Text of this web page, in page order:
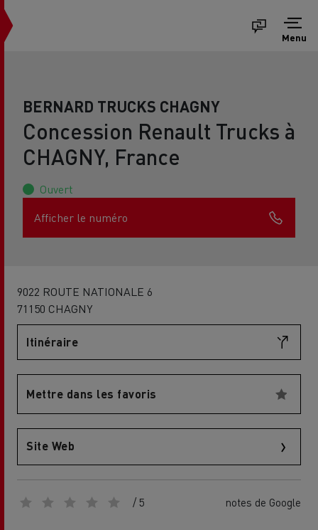
Menu
BERNARD TRUCKS CHAGNY
Concession Renault Trucks à
CHAGNY, France
Ouvert
Afficher le numéro
9022 ROUTE NATIONALE 6
71150 CHAGNY
Itinéraire
Mettre dans les favoris
Site Web
/ 5 notes de Google